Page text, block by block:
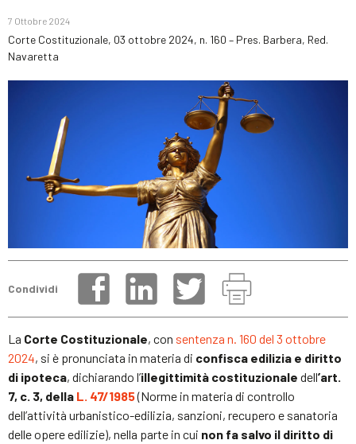
7 Ottobre 2024
Corte Costituzionale, 03 ottobre 2024, n. 160 – Pres. Barbera, Red.
Navaretta
Condividi
La Corte Costituzionale, con sentenza n. 160 del 3 ottobre
2024, si è pronunciata in materia di confisca edilizia e diritto
di ipoteca, dichiarando l’illegittimità costituzionale dell’art.
7, c. 3, della L. 47/1985(Norme in materia di controllo
dell’attività urbanistico-edilizia, sanzioni, recupero e sanatoria
delle opere edilizie), nella parte in cui non fa salvo il diritto di